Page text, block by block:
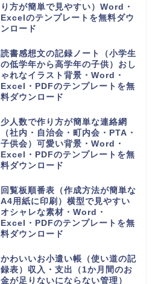
スケジュールカレンダー）かわい
い＆おしゃれ・Word・Excel・
PDFのテンプレートを無料ダウン
可愛い摂取カロリー記入表（1週
間分を一覧表から計算）朝昼晩の
食事を簡単な記録を作成・
Word・Excel・PDFのテンプレ
購入や買い出しリスト（かわいい
お買い物チェック表）1週間の献
立の買い物一覧表・Word・
Excel・PDFのテンプレートを無
手紙を手書きで作成する時に使え
るオシャレな便箋（A4サイズの
用紙）小学生の子供・Word・
Excel・PDFのテンプレートを無
PDFをA4用紙に印刷し手書き作
成！可愛い家計簿（作成方法や作